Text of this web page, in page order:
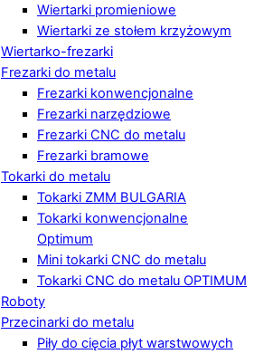
Wiertarki promieniowe
Wiertarki ze stołem krzyżowym
Wiertarko-frezarki
Frezarki do metalu
Frezarki konwencjonalne
Frezarki narzędziowe
Frezarki CNC do metalu
Frezarki bramowe
Tokarki do metalu
Tokarki ZMM BULGARIA
Tokarki konwencjonalne
Optimum
Mini tokarki CNC do metalu
Tokarki CNC do metalu OPTIMUM
Roboty
Przecinarki do metalu
Piły do cięcia płyt warstwowych